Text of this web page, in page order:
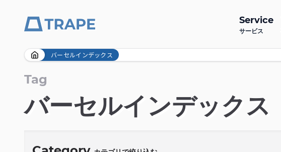
content
Service
サービス
バーセルインデックス
Tag
バーセルインデックス